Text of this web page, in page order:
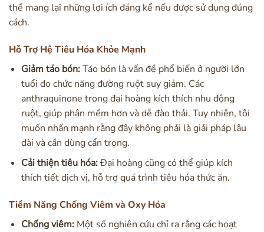
thể mang lại những lợi ích đáng kể nếu được sử dụng đúng
cách.
Hỗ Trợ Hệ Tiêu Hóa Khỏe Mạnh
Giảm táo bón:Táo bón là vấn đề phổ biến ở người lớn
tuổi do chức năng đường ruột suy giảm. Các
anthraquinone trong đại hoàng kích thích nhu động
ruột, giúp phân mềm hơn và dễ đào thải. Tuy nhiên, tôi
muốn nhấn mạnh rằng đây không phải là giải pháp lâu
dài và cần dùng cẩn trọng.
Cải thiện tiêu hóa:Đại hoàng cũng có thể giúp kích
thích tiết dịch vị, hỗ trợ quá trình tiêu hóa thức ăn.
Tiềm Năng Chống Viêm và Oxy Hóa
Chống viêm:Một số nghiên cứu chỉ ra rằng các hoạt